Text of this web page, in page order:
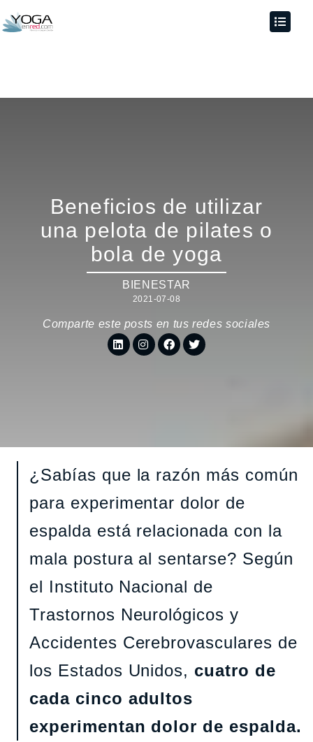
Beneficios de utilizar
una pelota de pilates o
bola de yoga
BIENESTAR
2021-07-08
Comparte este posts en tus redes sociales
¿Sabías que la razón más común
para experimentar dolor de
espalda está relacionada con la
mala postura al sentarse? Según
el Instituto Nacional de
Trastornos Neurológicos y
Accidentes Cerebrovasculares de
los Estados Unidos, cuatro de
cada cinco adultos
experimentan dolor de espalda.